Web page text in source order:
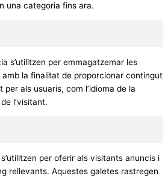
una categoria fins ara.
s’utilitzen per emmagatzemar les
la finalitat de proporcionar contingut
als usuaris, com l’idioma de la
l’visitant.
per oferir als visitants anuncis i
rellevants. Aquestes galetes rastregen